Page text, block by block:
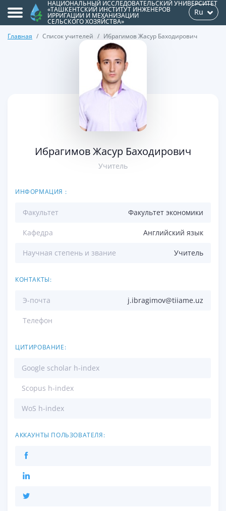
НАЦИОНАЛЬНЫЙ ИССЛЕДОВАТЕЛЬСКИЙ УНИВЕРСИТЕТ
«ТАШКЕНТСКИЙ ИНСТИТУТ ИНЖЕНЕРОВ
ИРРИГАЦИИ И МЕХАНИЗАЦИИ
СЕЛЬСКОГО ХОЗЯЙСТВА»
Ru
Главная Список учителей Ибрагимов Жасур Баходирович
Ибрагимов Жасур Баходирович
Учитель
ИНФОРМАЦИЯ :
Факультет Факультет экономики
Кафедра Английский язык
Научная степень и звание Учитель
КОНТАКТЫ:
Э-почта j.ibragimov@tiiame.uz
Телефон
ЦИТИРОВАНИЕ:
Google scholar h-index
Scopus h-index
WoS h-index
АККАУНТЫ ПОЛЬЗОВАТЕЛЯ: